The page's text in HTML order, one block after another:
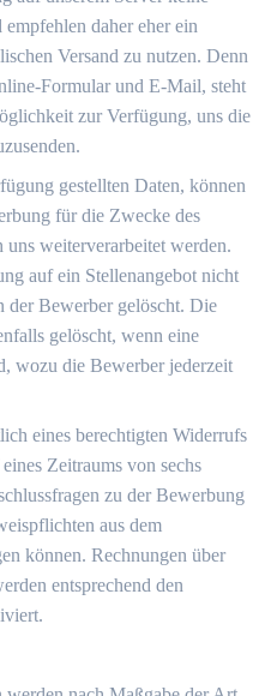
daher eher ein
Versand zu nutzen. Denn
Formular und E-Mail, steht
zur Verfügung, uns die
gestellten Daten, können
für die Zwecke des
uns weiterverarbeitet werden.
auf ein Stellenangebot nicht
der Bewerber gelöscht. Die
gelöscht, wenn eine
wozu die Bewerber jederzeit
eines berechtigten Widerrufs
Zeitraums von sechs
zu der Bewerbung
aus dem
können. Rechnungen über
entsprechend den